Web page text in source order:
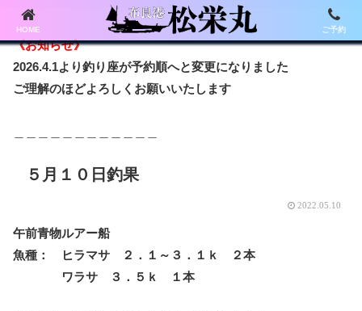
《お知らせ》
2026.4.1より釣り座が予約順へと変更になりました
ご理解のほどよろしくお願いいたします
５月１０日釣果
2022.05.10
午前青物ルアー船
魚種： ヒラマサ ２．１～３．１ｋ ２本
ワラサ ３．５ｋ １本
HOME ご予約